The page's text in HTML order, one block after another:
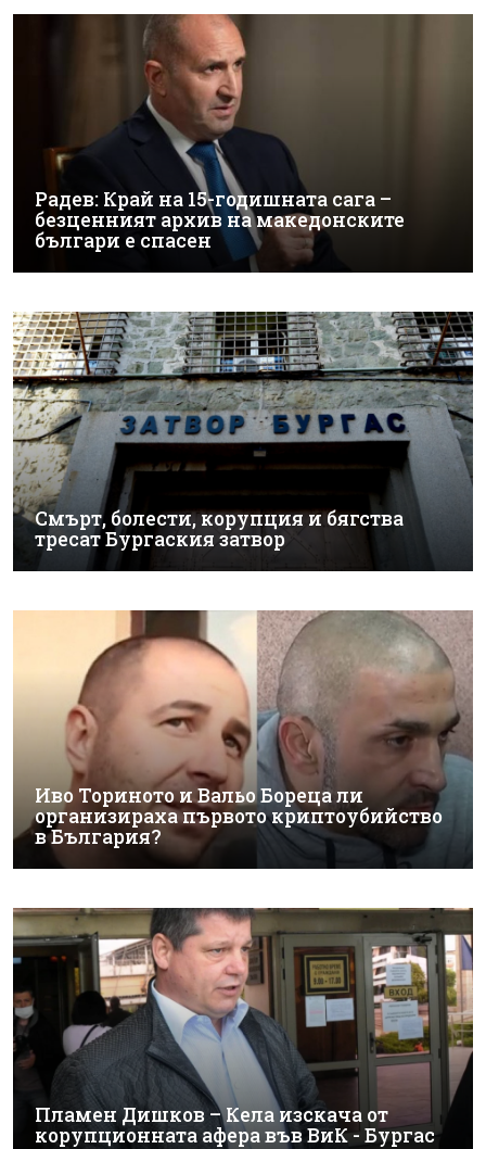
Радев: Край на 15-годишната сага –
безценният архив на македонските
българи е спасен
Смърт, болести, корупция и бягства
тресат Бургаския затвор
Иво Ториното и Вальо Бореца ли
организираха първото криптоубийство
в България?
Пламен Дишков – Кела изскача от
корупционната афера във ВиК - Бургас